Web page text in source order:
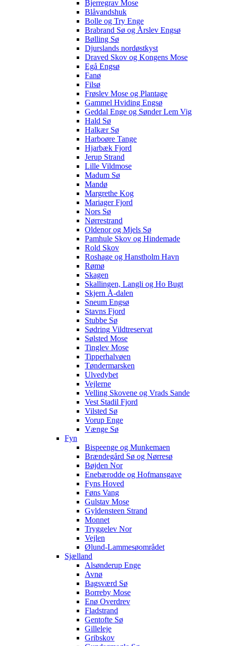
Bjerregrav Mose
Blåvandshuk
Bolle og Try Enge
Brabrand Sø og Årslev Engsø
Bølling Sø
Djurslands nordøstkyst
Draved Skov og Kongens Mose
Egå Engsø
Fanø
Filsø
Frøslev Mose og Plantage
Gammel Hviding Engsø
Geddal Enge og Sønder Lem Vig
Hald Sø
Halkær Sø
Harboøre Tange
Hjarbæk Fjord
Jerup Strand
Lille Vildmose
Madum Sø
Mandø
Margrethe Kog
Mariager Fjord
Nors Sø
Nørrestrand
Oldenor og Mjels Sø
Pamhule Skov og Hindemade
Rold Skov
Roshage og Hanstholm Havn
Rømø
Skagen
Skallingen, Langli og Ho Bugt
Skjern Å-dalen
Sneum Engsø
Stavns Fjord
Stubbe Sø
Sødring Vildtreservat
Sølsted Mose
Tinglev Mose
Tipperhalvøen
Tøndermarsken
Ulvedybet
Vejlerne
Velling Skovene og Vrads Sande
Vest Stadil Fjord
Vilsted Sø
Vorup Enge
Vænge Sø
Fyn
Bispeenge og Munkemaen
Brændegård Sø og Nørresø
Bøjden Nor
Enebærodde og Hofmansgave
Fyns Hoved
Føns Vang
Gulstav Mose
Gyldensteen Strand
Monnet
Tryggelev Nor
Vejlen
Ølund-Lammesøområdet
Sjælland
Alsønderup Enge
Avnø
Bagsværd Sø
Borreby Mose
Enø Overdrev
Fladstrand
Gentofte Sø
Gilleleje
Gribskov